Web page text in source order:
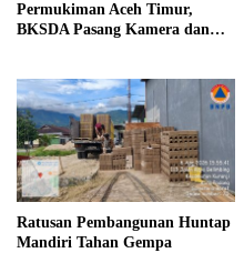
Permukiman Aceh Timur,
BKSDA Pasang Kamera dan
Ratusan Pembangunan Huntap
Mandiri Tahan Gempa